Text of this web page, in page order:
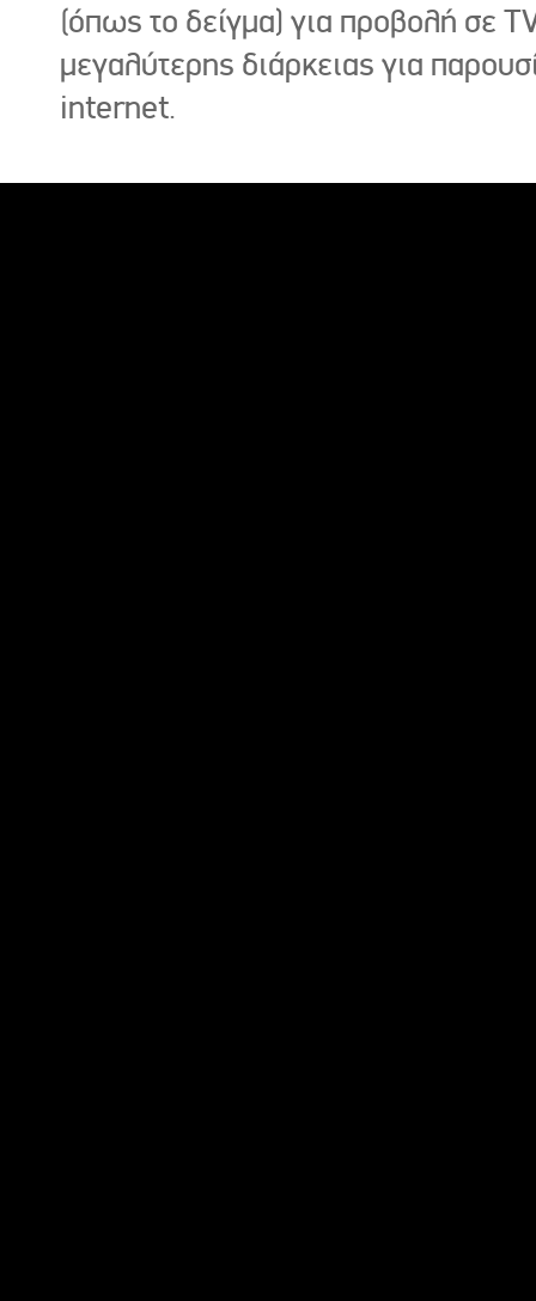
(όπως το δείγμα) για προβολή σε
μεγαλύτερης διάρκειας για
internet.